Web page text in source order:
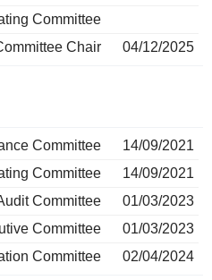
Committee
Chair
04/12/2025
Committee
14/09/2021
Committee
14/09/2021
Committee
01/03/2023
Committee
01/03/2023
Committee
02/04/2024